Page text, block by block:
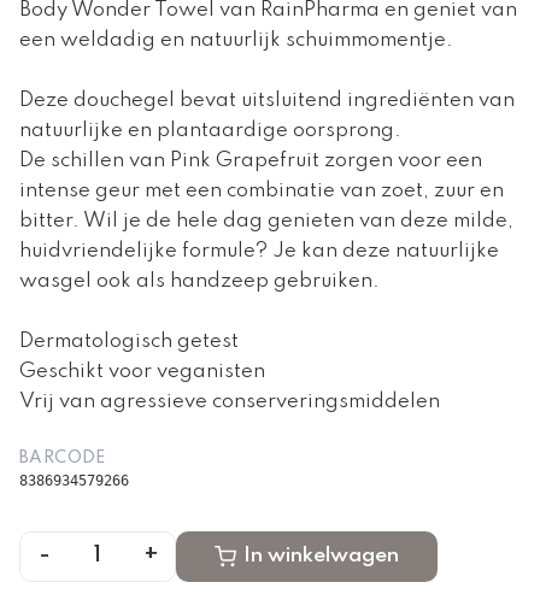
Body Wonder Towel van RainPharma en geniet van
een weldadig en natuurlijk schuimmomentje.
Deze douchegel bevat uitsluitend ingrediënten van
natuurlijke en plantaardige oorsprong.
De schillen van Pink Grapefruit zorgen voor een
intense geur met een combinatie van zoet, zuur en
bitter. Wil je de hele dag genieten van deze milde,
huidvriendelijke formule? Je kan deze natuurlijke
wasgel ook als handzeep gebruiken.
Dermatologisch getest
Geschikt voor veganisten
Vrij van agressieve conserveringsmiddelen
BARCODE
8386934579266
- + In winkelwagen